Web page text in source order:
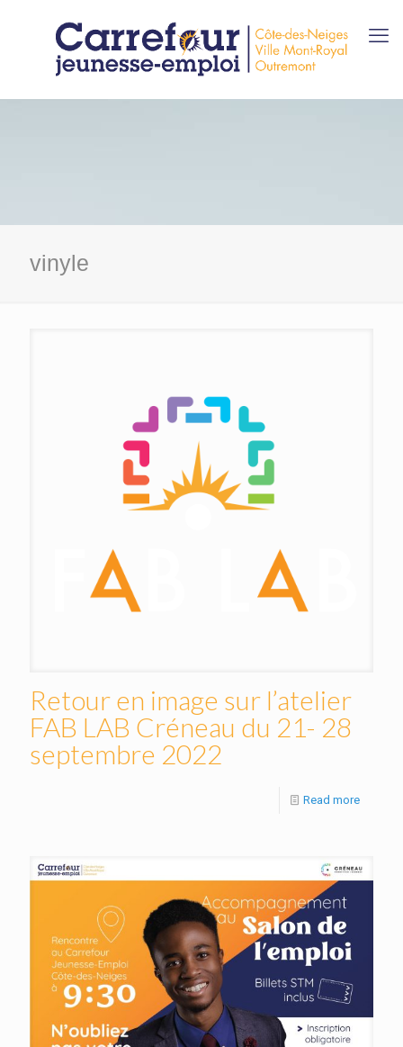
vinyle
Retour en image sur l’atelier
FAB LAB Créneau du 21- 28
septembre 2022
Read more